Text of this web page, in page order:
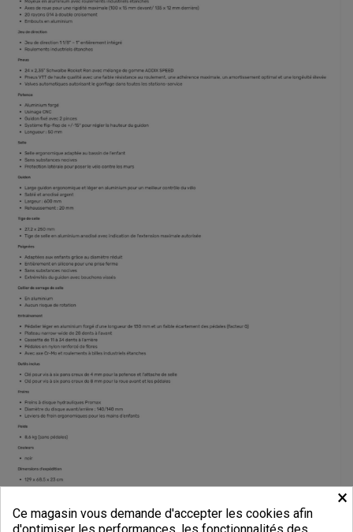
×
Ce magasin vous demande d'accepter les cookies afin
d'optimiser les performances, les fonctionnalités des